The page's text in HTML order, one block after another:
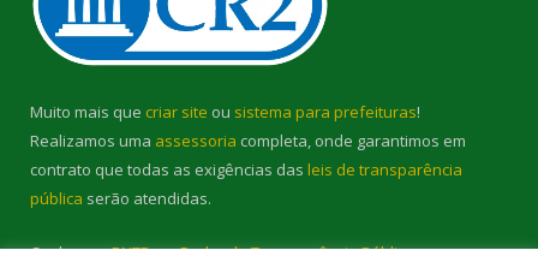
Muito mais que criar site ou sistema para prefeituras!
Realizamos uma assessoria completa, onde garantimos em
contrato que todas as exigências das leis de transparência
pública serão atendidas.
Conheça oPNTPe oRadar da Transparência Pública